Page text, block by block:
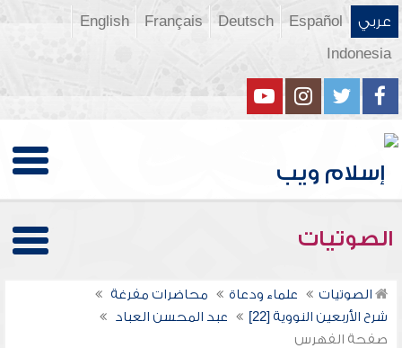
عربي Español
Deutsch
Français
English
Indonesia
الصوتيات
الصوتيات علماء ودعاة
محاضرات مفرغة
شرح الأربعين النووية [22]
عبد المحسن العباد
صفحة الفهرس